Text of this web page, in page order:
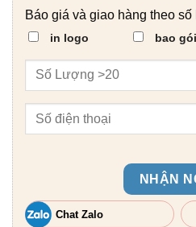
Báo giá và giao hàng theo
in logo bao gói
NHẬN
Chat Zalo